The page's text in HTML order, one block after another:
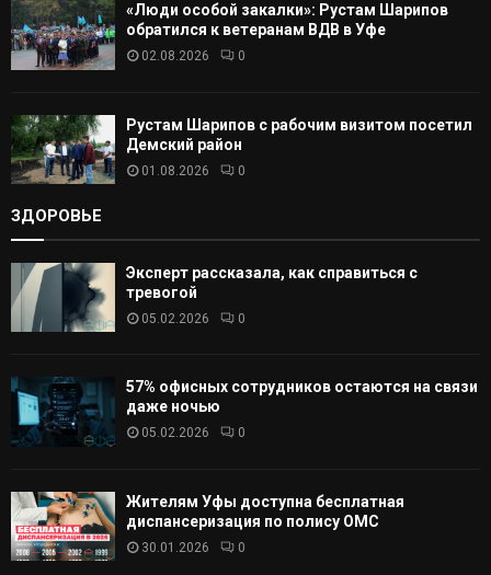
«Люди особой закалки»: Рустам Шарипов
обратился к ветеранам ВДВ в Уфе
02.08.2026 0
Рустам Шарипов с рабочим визитом посетил
Демский район
01.08.2026 0
ЗДОРОВЬЕ
Эксперт рассказала, как справиться с
тревогой
05.02.2026 0
57% офисных сотрудников остаются на связи
даже ночью
05.02.2026 0
Жителям Уфы доступна бесплатная
диспансеризация по полису ОМС
30.01.2026 0